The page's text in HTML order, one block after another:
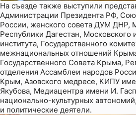
На съезде также выступили
Администрации Президента РФ,
России, женского совета ДУМ ДНР,
Республики Дагестан, Московского
института, Государственного
межнациональных отношений
Государственного Совета Крыма,
отделения Ассамблеи народов
Крым, Азовского медресе, КИПУ
Якубова, Медиацентра имени И.
национально-культурных
и политические деятели.